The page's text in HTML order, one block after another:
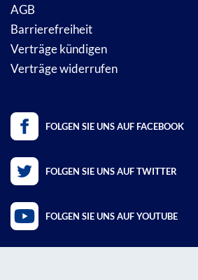
AGB
Barrierefreiheit
Verträge kündigen
Verträge widerrufen
FOLGEN SIE UNS AUF FACEBOOK
FOLGEN SIE UNS AUF TWITTER
FOLGEN SIE UNS AUF YOUTUBE